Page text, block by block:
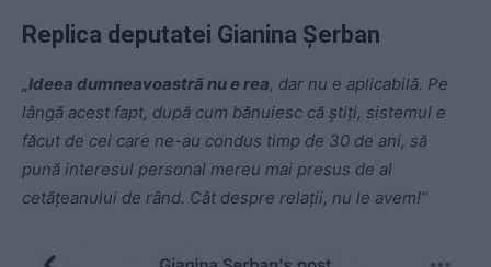
Replica deputatei Gianina Șerban
„Ideea dumneavoastră nu e rea, dar nu e aplicabilă. Pe
lângă acest fapt, după cum bănuiesc că știți, sistemul e
făcut de cei care ne-au condus timp de 30 de ani, să
pună interesul personal mereu mai presus de al
cetățeanului de rând. Cât despre relații, nu le avem!”